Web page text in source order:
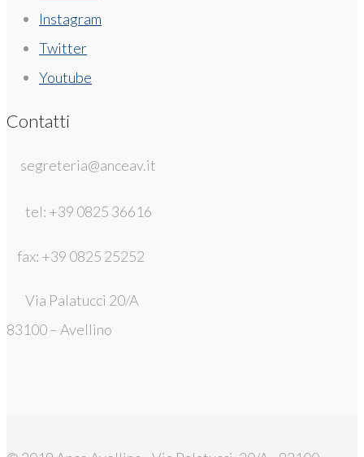
Instagram
Twitter
Youtube
Contatti
segreteria@anceav.it
tel: +39 0825 36616
fax: +39 0825 25252
Via Palatucci 20/A
83100 – Avellino